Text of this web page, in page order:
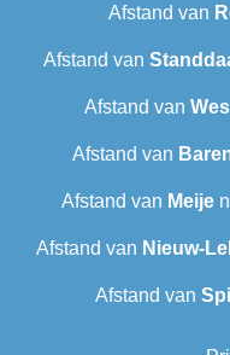
Afstand van
Afstand van
Afstand van
Afstand van
Afstand van Meije
Afstand van Nieuw-
Afstand van